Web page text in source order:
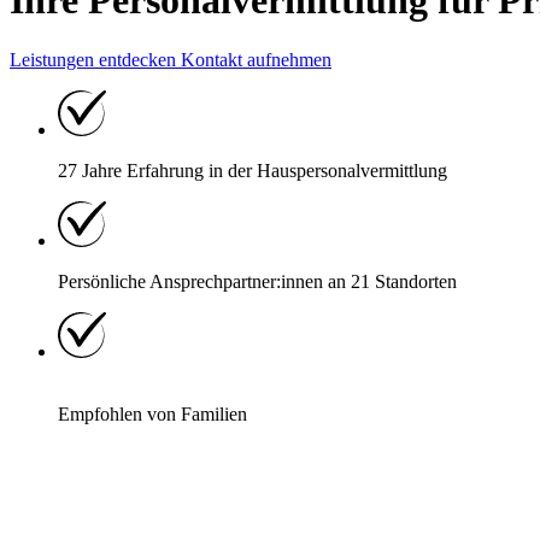
Leistungen entdecken Kontakt aufnehmen
27 Jahre Erfahrung in der Hauspersonalvermittlung
Persönliche Ansprechpartner:innen an 21 Standorten
Empfohlen von Familien